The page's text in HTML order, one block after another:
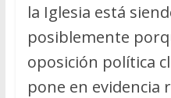
la Iglesia está
posiblemente
oposición política
pone en evidencia